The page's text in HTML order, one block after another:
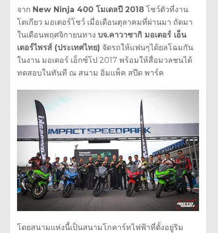
จาก New Ninja 400 โมเดลปี 2018 โชว์ตัวที่งาน
โตเกียว มอเตอร์โชว์ เมื่อเดือนตุลาคมที่ผ่านมา ถัดมา
ในเดือนพฤศจิกายนทาง บจ.คาวาซากิ มอเตอร์ เอ็น
เตอร์ไพรส์ (ประเทศไทย) จัดรถให้แฟนๆได้ยลโฉมกัน
ในงาน มอเตอร์ เอ็กซ์โป 2017 พร้อมให้สื่อมวลชนได้
ทดสอบในทันที ณ สนาม อิมแพ็ค สปีด พาร์ค
โดยสนามแห่งนี้เป็นสนามโกคาร์ทไฟฟ้าที่ตั้งอยู่ริม